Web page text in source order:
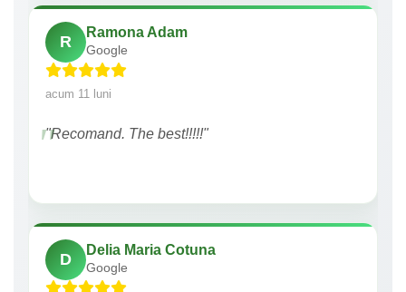
R
Ramona Adam
Google
acum 11 luni
"Recomand. The best!!!!!"
D
Delia Maria Cotuna
Google